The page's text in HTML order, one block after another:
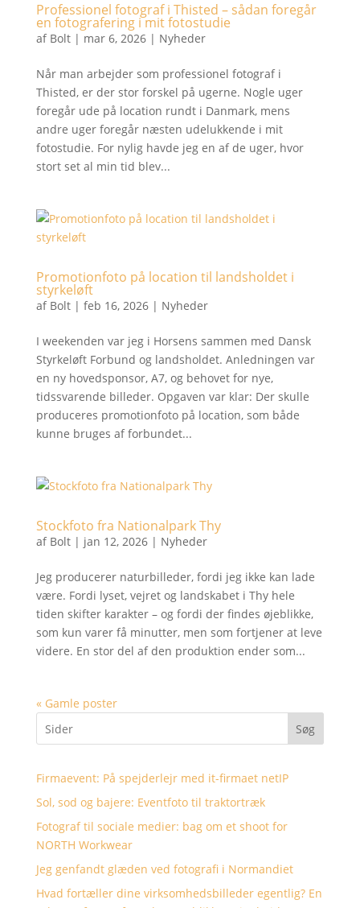
Professionel fotograf i Thisted – sådan foregår
en fotografering i mit fotostudie
af Bolt| mar 6, 2026| Nyheder
Når man arbejder som professionel fotograf i
Thisted, er der stor forskel på ugerne. Nogle uger
foregår ude på location rundt i Danmark, mens
andre uger foregår næsten udelukkende i mit
fotostudie. For nylig havde jeg en af de uger, hvor
stort set al min tid blev...
Promotionfoto på location til landsholdet i
styrkeløft
af Bolt| feb 16, 2026| Nyheder
I weekenden var jeg i Horsens sammen med Dansk
Styrkeløft Forbund og landsholdet. Anledningen var
en ny hovedsponsor, A7, og behovet for nye,
tidssvarende billeder. Opgaven var klar: Der skulle
produceres promotionfoto på location, som både
kunne bruges af forbundet...
Stockfoto fra Nationalpark Thy
af Bolt| jan 12, 2026| Nyheder
Jeg producerer naturbilleder, fordi jeg ikke kan lade
være. Fordi lyset, vejret og landskabet i Thy hele
tiden skifter karakter – og fordi der findes øjeblikke,
som kun varer få minutter, men som fortjener at leve
videre. En stor del af den produktion ender som...
« Gamle poster
Søg
Firmaevent: På spejderlejr med it-firmaet netIP
Sol, sod og bajere: Eventfoto til traktortræk
Fotograf til sociale medier: bag om et shoot for
NORTH Workwear
Jeg genfandt glæden ved fotografi i Normandiet
Hvad fortæller dine virksomhedsbilleder egentlig? En